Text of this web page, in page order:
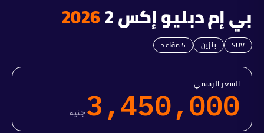
بي إم دبليوإكس 2 2026
SUV بنزين 5مقاعد
السعر الرسمي
3,450,000جنيه